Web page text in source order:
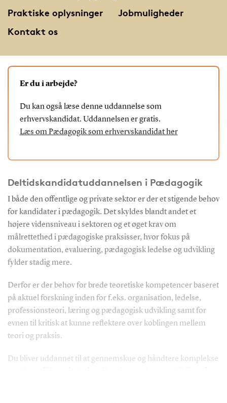
Praktiske oplysninger
Jobmuligheder
Kontakt os
Er du i arbejde?
Du kan også læse denne uddannelse som
erhvervskandidat. Uddannelsen er gratis.
Læs om Pædagogik som erhvervskandidat her
Deltidskandidatuddannelsen i Pædagogik
I både den offentlige og private sektor er der et stigende behov
for kandidater i pædagogik. Det skyldes blandt andet et
højere vidensniveau i sektoren og et øget krav om
målrettethed i pædagogiske praksisser, hvor fokus på
dokumentation, evaluering, pædagogisk ledelse og udvikling
fylder stadig mere.
Derfor er der behov for brede teoretiske kompetencer baseret
på aktuel forskning inden for f.eks. organisation, ledelse,
professionsteori, læring og pædagogisk udvikling samt for
evnen til kritisk at kunne reflektere over koblingen mellem
teori og praksis.
Du bliver uddannet til at gennemskue og håndtere komplekse